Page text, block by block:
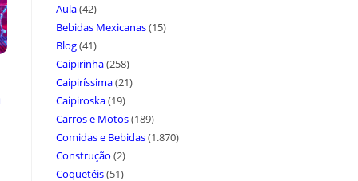
Aula(42)
Bebidas Mexicanas(15)
Blog(41)
Caipirinha(258)
Caipiríssima(21)
Caipiroska(19)
Carros e Motos(189)
Comidas e Bebidas(1.870)
Construção (2)
Coquetéis(51)